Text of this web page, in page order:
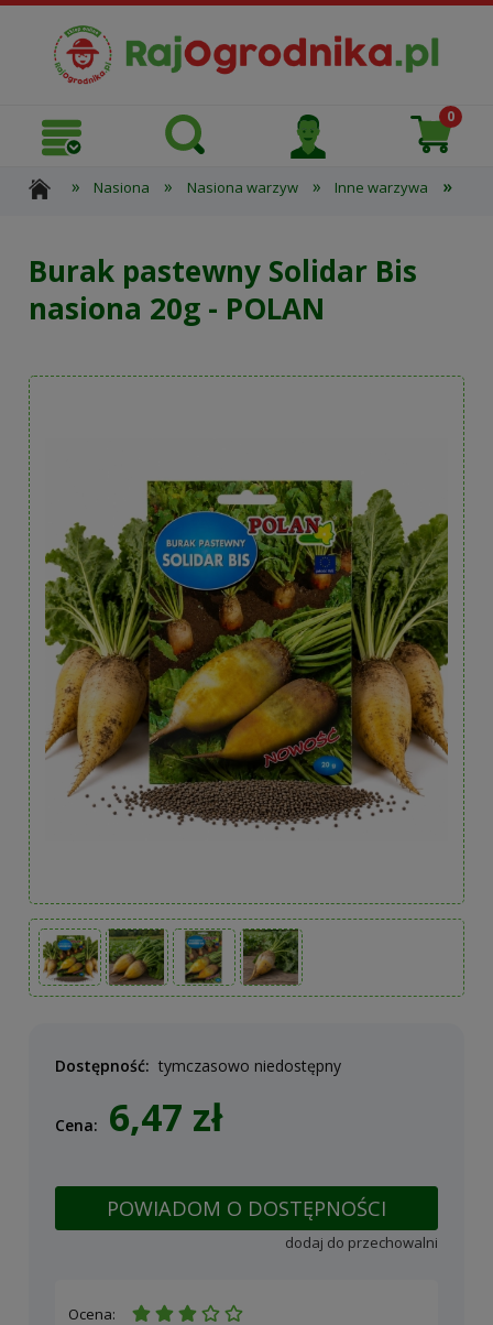
» Nasiona » Nasiona warzyw » Inne warzywa »
Burak pastewny Solidar Bis
nasiona 20g - POLAN
Dostępność: tymczasowo niedostępny
Cena: 6,47 zł
POWIADOM O DOSTĘPNOŚCI
dodaj do przechowalni
Ocena: